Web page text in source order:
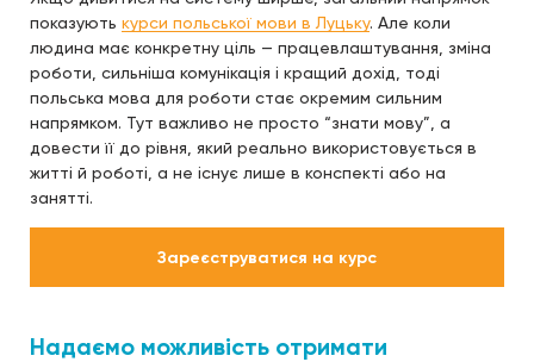
показують курси польської мови в Луцьку. Але коли
людина має конкретну ціль — працевлаштування, зміна
роботи, сильніша комунікація і кращий дохід, тоді
польська мова для роботи стає окремим сильним
напрямком. Тут важливо не просто “знати мову”, а
довести її до рівня, який реально використовується в
житті й роботі, а не існує лише в конспекті або на
занятті.
Зареєструватися на курс
Надаємо можливість отримати